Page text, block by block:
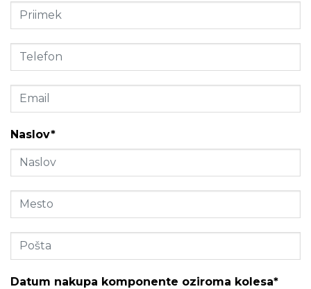
Naslov*
Datum nakupa komponente oziroma kolesa*